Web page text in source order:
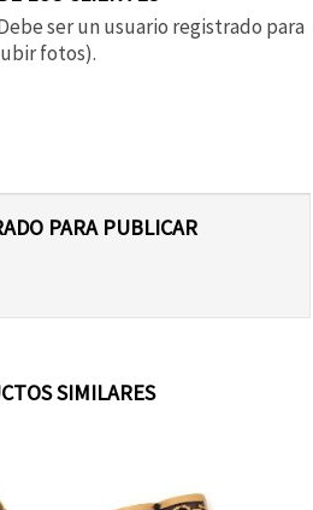
ser un usuario registrado para
fotos).
PARA PUBLICAR
SIMILARES